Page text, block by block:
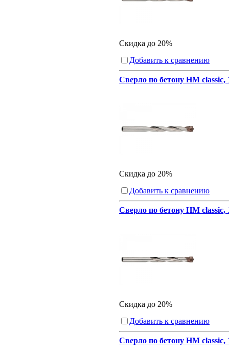
Скидка до 20%
Добавить к сравнению
Сверло по бетону HM classic,
Скидка до 20%
Добавить к сравнению
Сверло по бетону HM classic,
Скидка до 20%
Добавить к сравнению
Сверло по бетону HM classic,